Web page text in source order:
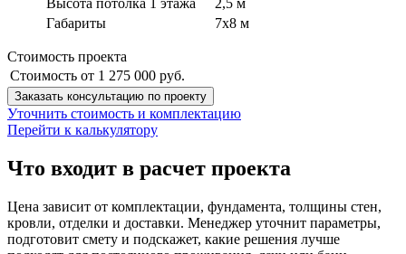
Габариты
7х8 м
Стоимость проекта
Стоимость от 1 275 000 руб.
Заказать консультацию по проекту
Уточнить стоимость и комплектацию
Перейти к калькулятору
Что входит в расчет проекта
Цена зависит от комплектации, фундамента, толщины стен,
кровли, отделки и доставки. Менеджер уточнит параметры,
подготовит смету и подскажет, какие решения лучше